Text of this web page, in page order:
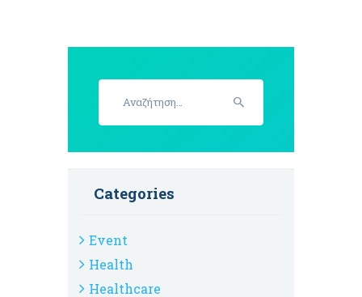
Αναζήτηση
Categories
Event
Health
Healthcare